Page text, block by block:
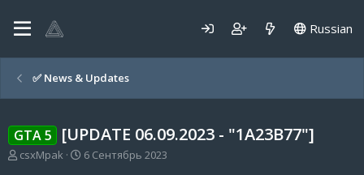
Russian
✅️ News & Updates
GTA 5 [UPDATE 06.09.2023 - "1A23B77"]
А
csxMpak
Д
6 Сентябрь 2023